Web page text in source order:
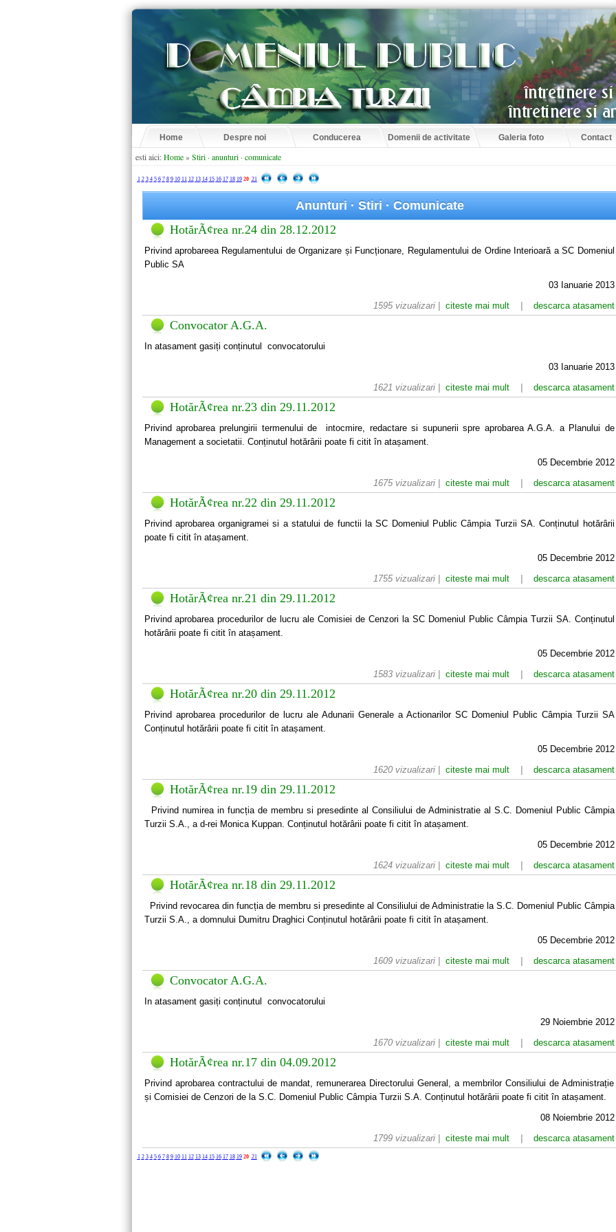
Home Despre noi Conducerea Domenii de activitate Galeria foto Contact
esti aici:Home»Stiri · anunturi · comunicate
1 2 3 4 5 6 7 8 9 10 11 12 13 14 15 16 17 18 19 20 21
Anunturi · Stiri · Comunicate
HotărÃ¢rea nr.24 din 28.12.2012
Privind aprobareea Regulamentului de Organizare și Funcționare, Regulamentului de Ordine Interioară a SC Domeniul
Public SA
03 Ianuarie 2013
1595 vizualizari | citeste mai mult descarca atasament
Convocator A.G.A.
In atasament gasiți conținutul convocatorului
03 Ianuarie 2013
1621 vizualizari | citeste mai mult descarca atasament
HotărÃ¢rea nr.23 din 29.11.2012
Privind aprobarea prelungirii termenului de intocmire, redactare si supunerii spre aprobarea A.G.A. a Planului de
Management a societatii. Conținutul hotărârii poate fi citit în atașament.
05 Decembrie 2012
1675 vizualizari | citeste mai mult descarca atasament
HotărÃ¢rea nr.22 din 29.11.2012
Privind aprobarea organigramei si a statului de functii la SC Domeniul Public Câmpia Turzii SA. Conținutul hotărârii
poate fi citit în atașament.
05 Decembrie 2012
1755 vizualizari | citeste mai mult descarca atasament
HotărÃ¢rea nr.21 din 29.11.2012
Privind aprobarea procedurilor de lucru ale Comisiei de Cenzori la SC Domeniul Public Câmpia Turzii SA. Conținutul
hotărârii poate fi citit în atașament.
05 Decembrie 2012
1583 vizualizari | citeste mai mult descarca atasament
HotărÃ¢rea nr.20 din 29.11.2012
Privind aprobarea procedurilor de lucru ale Adunarii Generale a Actionarilor SC Domeniul Public Câmpia Turzii SA
Conținutul hotărârii poate fi citit în atașament.
05 Decembrie 2012
1620 vizualizari | citeste mai mult descarca atasament
HotărÃ¢rea nr.19 din 29.11.2012
Privind numirea in funcția de membru si presedinte al Consiliului de Administratie al S.C. Domeniul Public Câmpia
Turzii S.A., a d-rei Monica Kuppan. Conținutul hotărârii poate fi citit în atașament.
05 Decembrie 2012
1624 vizualizari | citeste mai mult descarca atasament
HotărÃ¢rea nr.18 din 29.11.2012
Privind revocarea din funcția de membru si presedinte al Consiliului de Administratie la S.C. Domeniul Public Câmpia
Turzii S.A., a domnului Dumitru Draghici Conținutul hotărârii poate fi citit în atașament.
05 Decembrie 2012
1609 vizualizari | citeste mai mult descarca atasament
Convocator A.G.A.
In atasament gasiți conținutul convocatorului
29 Noiembrie 2012
1670 vizualizari | citeste mai mult descarca atasament
HotărÃ¢rea nr.17 din 04.09.2012
Privind aprobarea contractului de mandat, remunerarea Directorului General, a membrilor Consiliului de Administrație
și Comisiei de Cenzori de la S.C. Domeniul Public Câmpia Turzii S.A. Conținutul hotărârii poate fi citit în atașament.
08 Noiembrie 2012
1799 vizualizari | citeste mai mult descarca atasament
1 2 3 4 5 6 7 8 9 10 11 12 13 14 15 16 17 18 19 20 21